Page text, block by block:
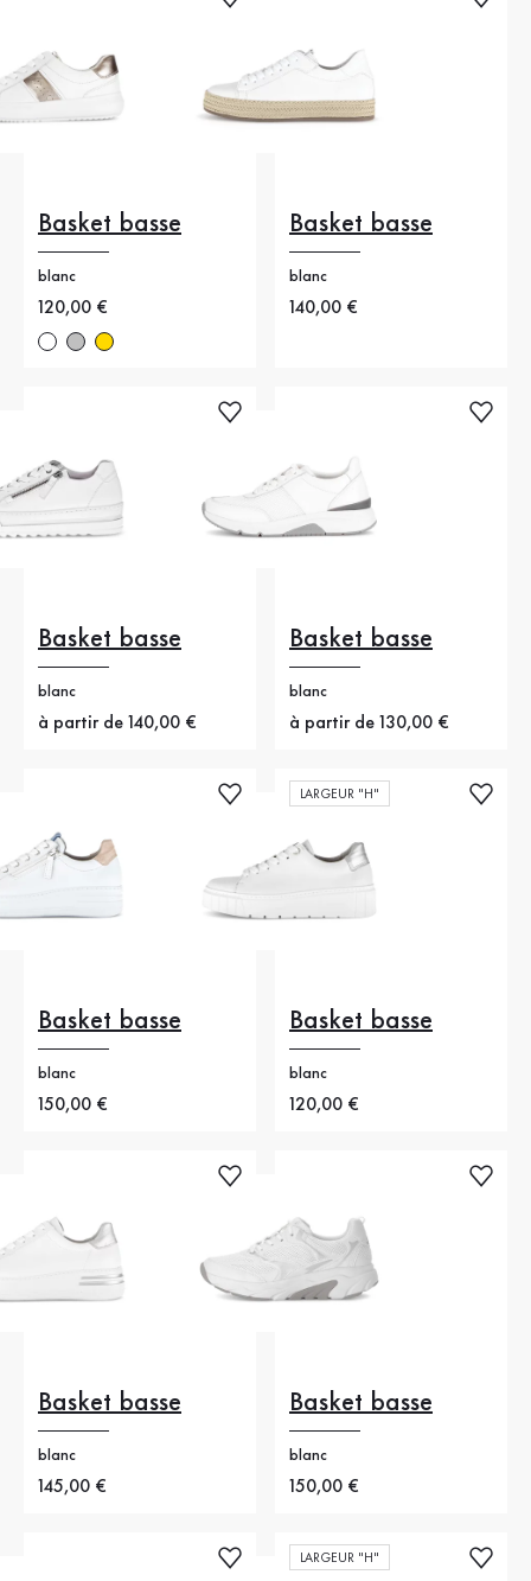
Basket basse
blanc
Nouveau prix
120,00 €
Basket basse
blanc
Nouveau prix
140,00 €
Basket basse
blanc
Nouveau prix
à partir de 140,00 €
Basket basse
blanc
Nouveau prix
à partir de 130,00 €
Basket basse
blanc
Nouveau prix
150,00 €
LARGEUR "H"
Basket basse
blanc
Nouveau prix
120,00 €
Basket basse
blanc
Nouveau prix
145,00 €
Basket basse
blanc
Nouveau prix
150,00 €
LARGEUR "H"